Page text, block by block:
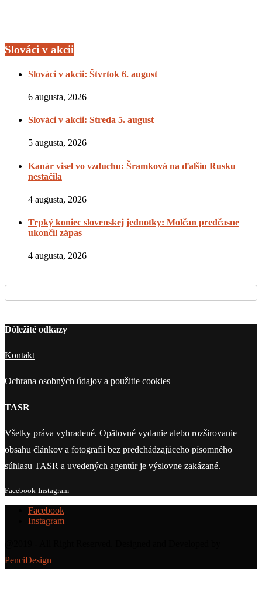
Slováci v akcii
Slováci v akcii: Štvrtok 6. august
6 augusta, 2026
Slováci v akcii: Streda 5. august
5 augusta, 2026
Kanár visel vo vzduchu: Šramková na ďalšiu Rusku
nestačila
4 augusta, 2026
Trpký koniec slovenskej jednotky: Molčan predčasne
ukončil zápas
4 augusta, 2026
Dôležité odkazy
Kontakt
Ochrana osobných údajov a použitie cookies
TASR
Všetky práva vyhradené. Opätovné vydanie alebo rozširovanie
obsahu článkov a fotografií bez predchádzajúceho písomného
súhlasu TASR a uvedených agentúr je výslovne zakázané.
Facebook Instagram
Facebook
Instagram
PenciDesign